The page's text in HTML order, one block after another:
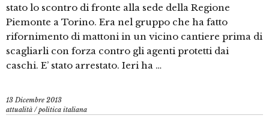
stato lo scontro di fronte alla sede della Regione
Piemonte a Torino. Era nel gruppo che ha fatto
rifornimento di mattoni in un vicino cantiere prima di
scagliarli con forza contro gli agenti protetti dai
caschi. E’ stato arrestato. Ieri ha …
13 Dicembre 2013
attualità /politica italiana